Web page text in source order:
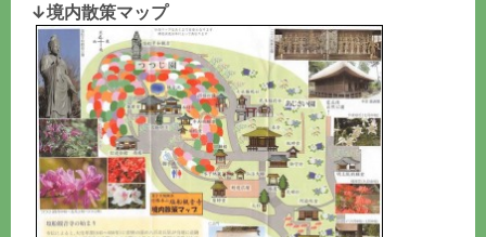
↓境内散策マップ